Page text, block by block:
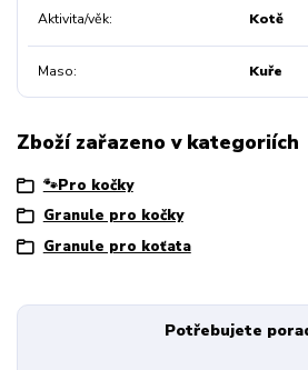
Aktivita/věk Kotě
Maso Kuře
Zboží zařazeno v kategoriích
🐾Pro kočky
Granule pro kočky
Granule pro koťata
Potřebujete